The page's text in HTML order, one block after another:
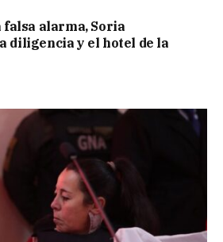
alarma, Soria
diligencia y el hotel de la